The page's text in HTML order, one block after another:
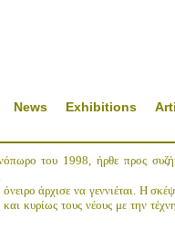
Exhibitions
News
του 1998, ήρθε προς
άρχισε να γεννιέται. Η
κυρίως τους νέους με την τέχνη